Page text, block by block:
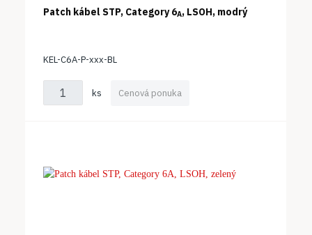
Patch kábel STP, Category 6A, LSOH, modrý
KEL-C6A-P-xxx-BL
ks Cenová ponuka